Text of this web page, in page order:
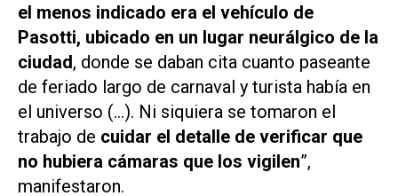
el menos indicado era el vehículo de
Pasotti, ubicado en un lugar neurálgico de la
ciudad, donde se daban cita cuanto paseante
de feriado largo de carnaval y turista había en
el universo (...). Ni siquiera se tomaron el
trabajo de cuidar el detalle de verificar que
no hubiera cámaras que los vigilen”,
manifestaron.